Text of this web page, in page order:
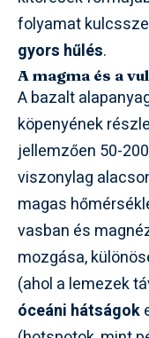
folyamat
gyors hűlés.
A magma és a
A bazalt
köpenyének
jellemzően 50-
viszonylag
magas
vasban és
mozgása,
(ahol a lemezek
óceáni hátságok